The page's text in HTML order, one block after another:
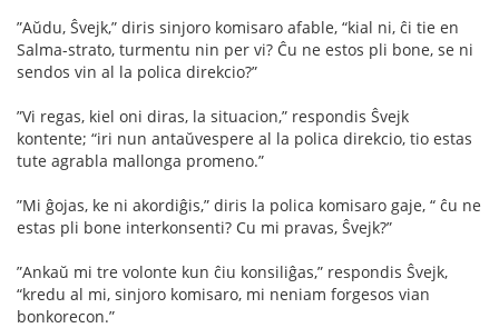
”Aŭdu, Ŝvejk,” diris sinjoro komisaro afable, “kial ni, ĉi tie en
Salma-strato, turmentu nin per vi? Ĉu ne estos pli bone, se ni
sendos vin al la polica direkcio?”
”Vi regas, kiel oni diras, la situacion,” respondis Ŝvejk
kontente; “iri nun antaŭvespere al la polica direkcio, tio estas
tute agrabla mallonga promeno.”
”Mi ĝojas, ke ni akordiĝis,” diris la polica komisaro gaje, “ ĉu ne
estas pli bone interkonsenti? Cu mi pravas, Ŝvejk?”
”Ankaŭ mi tre volonte kun ĉiu konsiliĝas,” respondis Ŝvejk,
“kredu al mi, sinjoro komisaro, mi neniam forgesos vian
bonkorecon.”